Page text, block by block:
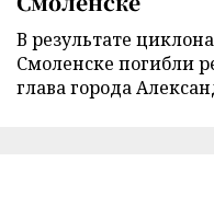
В результате
Смоленске погибли
глава города